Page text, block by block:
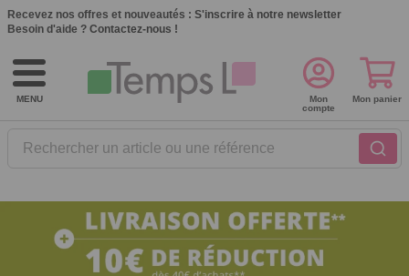
Recevez nos offres et nouveautés : S'inscrire à notre newsletter
Besoin d'aide ? Contactez-nous !
MENU
Rechercher un article ou une référence
Mon
compte
Mon panier
10€ de réduction dès 40€ d'achat. Offre
valable du 03/08/2026 au 12/08/2026.